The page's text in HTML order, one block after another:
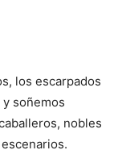
los escarpados
soñemos
nobles